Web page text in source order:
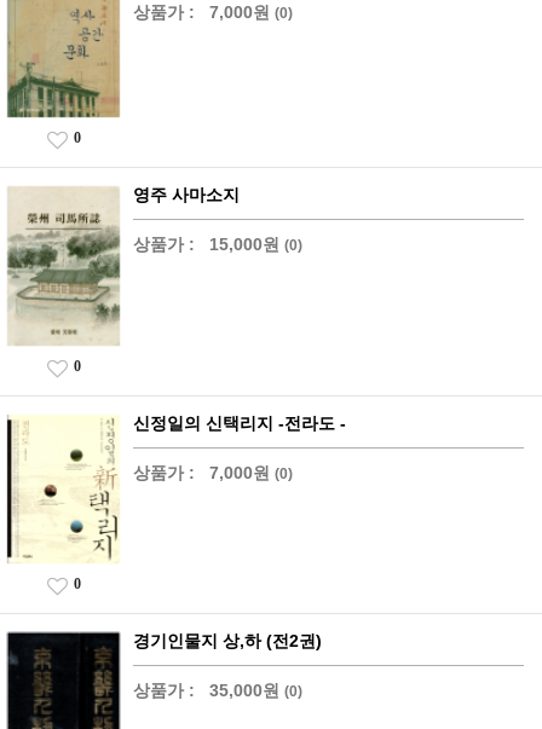
상품가 : 7,000원 (0)
0
영주 사마소지
상품가 : 15,000원 (0)
0
신정일의 신택리지 -전라도 -
상품가 : 7,000원 (0)
0
경기인물지 상,하 (전2권)
상품가 : 35,000원 (0)